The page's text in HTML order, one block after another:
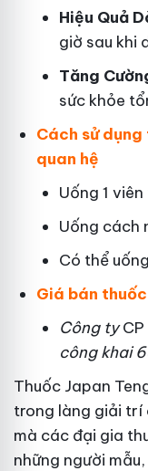
Hiệu Quả
giờ sau khi
Tăng
sức khỏe
Cách sử
quan hệ
Uống 1
Uống cách
Có thể
Giá bán
Công tyCP
công khai
Thuốc Japan
trong làng giải trí
mà các đại gia
những người